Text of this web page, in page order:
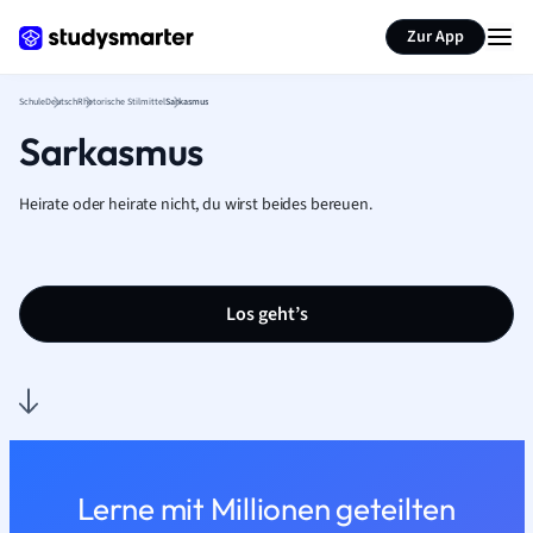
Zur App
SchuleDeutschRhetorische StilmittelSarkasmus
Sarkasmus
Heirate oder heirate nicht, du wirst beides bereuen.
Los geht’s
Lerne mit Millionen geteilten
Seite zusammenfassen